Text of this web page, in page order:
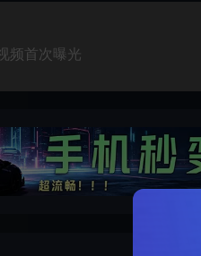
频首次曝光